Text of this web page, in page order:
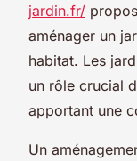
jardin.fr/
aménager un
habitat. Les
un rôle crucial
apportant une
Un